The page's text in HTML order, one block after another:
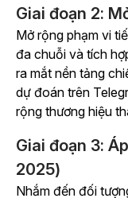
Giai đoạn 2:
Mở rộng phạm vi
đa chuỗi và tích
ra mắt nền tảng
dự đoán trên
rộng thương hiệu
Giai đoạn 3:
2025)
Nhắm đến đối